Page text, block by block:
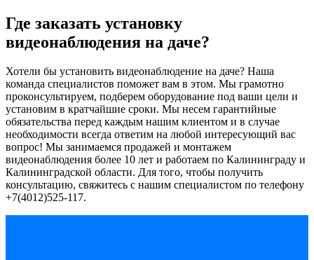
Где заказать установку
видеонаблюдения на даче?
Хотели бы установить видеонаблюдение на даче? Наша
команда специалистов поможет вам в этом. Мы грамотно
проконсультируем, подберем оборудование под ваши цели и
установим в кратчайшие сроки. Мы несем гарантийные
обязательства перед каждым нашим клиентом и в случае
необходимости всегда ответим на любой интересующий вас
вопрос! Мы занимаемся продажей и монтажем
видеонаблюдения более 10 лет и работаем по Калининграду и
Калининградской области. Для того, чтобы получить
консультацию, свяжитесь с нашим специалистом по телефону
+7(4012)525-117.